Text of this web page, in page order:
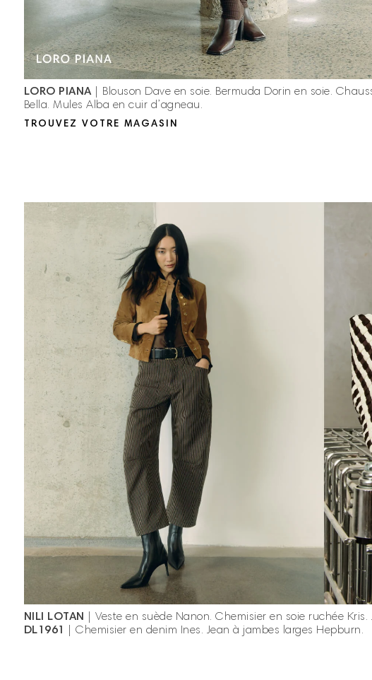
LORO PIANA| Blouson Dave en soie. Bermuda Dorin en soie.
Bella. Mules Alba en cuir d’agneau.
TROUVEZ VOTRE MAGASIN
NILI LOTAN |Veste en suède Nanon.Chemisier en soie ruchée Kris.
DL1961
|Chemisier en denim Ines. Jean à jambes larges Hepburn.